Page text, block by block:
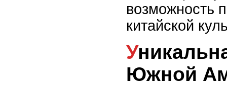
возможность
китайской
Уникальная архитектура в
Южной